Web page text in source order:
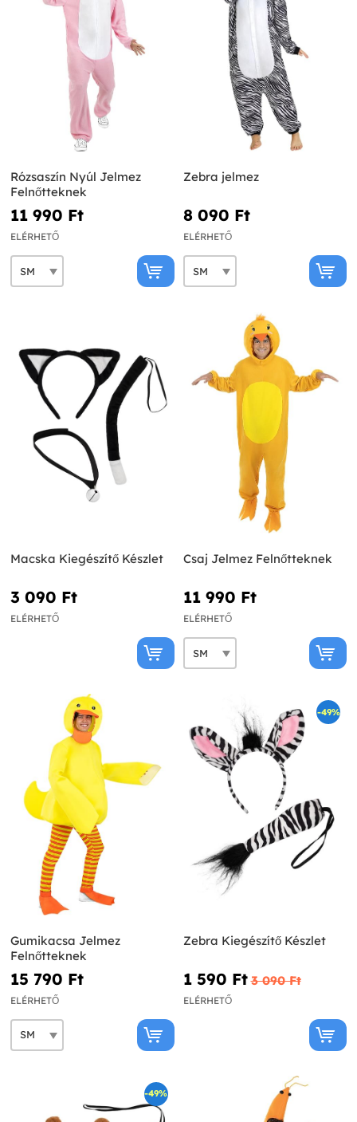
Rózsaszín Nyúl Jelmez
Felnőtteknek
11 990 Ft‎
ELÉRHETŐ
Zebra jelmez
8 090 Ft‎
ELÉRHETŐ
Macska Kiegészítő Készlet
3 090 Ft‎
ELÉRHETŐ
Csaj Jelmez Felnőtteknek
11 990 Ft‎
ELÉRHETŐ
Gumikacsa Jelmez
Felnőtteknek
15 790 Ft‎
ELÉRHETŐ
-49%
Zebra Kiegészítő Készlet
1 590 Ft‎ 3 090 Ft‎
ELÉRHETŐ
-49%